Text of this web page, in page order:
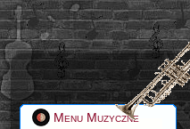
Menu Muzyczne